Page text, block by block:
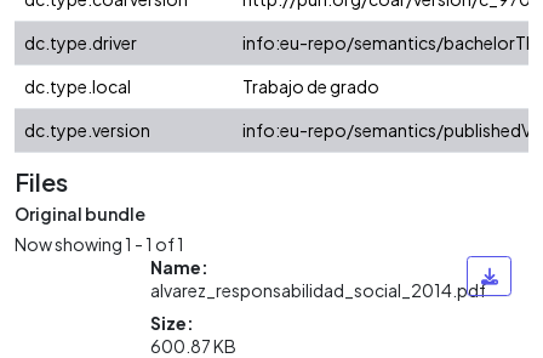
dc.type.driver
info:eu-repo/semantics/
dc.type.local
Trabajo de grado
dc.type.version
info:eu-repo/semantics/
Files
Original bundle
Now showing1 - 1 of 1
Name:
alvarez_responsabilidad_social_2014.pdf
Size:
600.87 KB